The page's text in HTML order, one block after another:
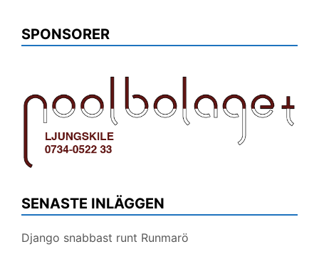
SPONSORER
SENASTE INLÄGGEN
Django snabbast runt Runmarö